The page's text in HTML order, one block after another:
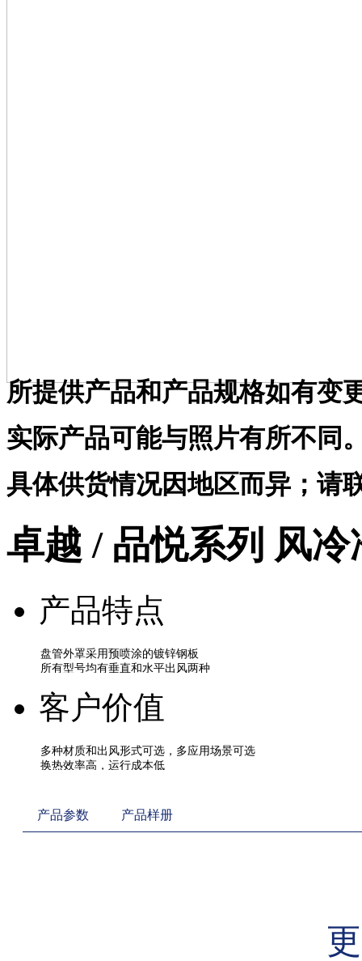
所提供产品和产品规格如有变
实际产品可能与照片有所不同
具体供货情况因地区而异；请
卓越 / 品悦系列 风冷
产品特点
客户价值
产品参数 产品样册